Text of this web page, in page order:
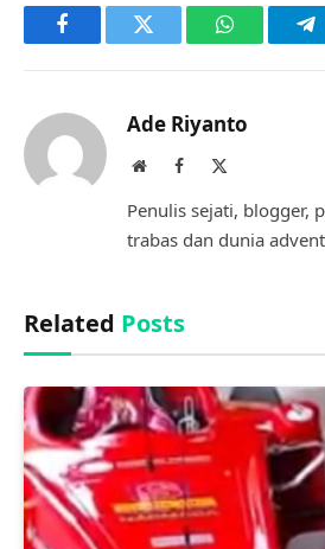
FacebookTwitter WhatsApp
Ade Riyanto
WebsiteFacebook
Penulis sejati, blogger,
trabas dan dunia
Related Posts